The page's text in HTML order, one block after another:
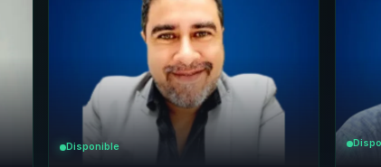
Disponible